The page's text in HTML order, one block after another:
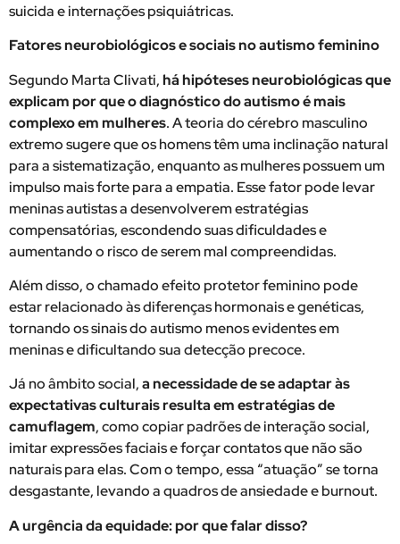
suicida e internações psiquiátricas.
Fatores neurobiológicos e sociais no autismo feminino
Segundo Marta Clivati,há hipóteses neurobiológicas que
explicam por que o diagnóstico do autismo é mais
complexo em mulheres. A teoria do cérebro masculino
extremo sugere que os homens têm uma inclinação natural
para a sistematização, enquanto as mulheres possuem um
impulso mais forte para a empatia. Esse fator pode levar
meninas autistas a desenvolverem estratégias
compensatórias, escondendo suas dificuldades e
aumentando o risco de serem mal compreendidas.
Além disso, o chamado efeito protetor feminino pode
estar relacionado às diferenças hormonais e genéticas,
tornando os sinais do autismo menos evidentes em
meninas e dificultando sua detecção precoce.
Já no âmbito social,a necessidade de se adaptar às
expectativas culturais resulta em estratégias de
camuflagem, como copiar padrões de interação social,
imitar expressões faciais e forçar contatos que não são
naturais para elas. Com o tempo, essa “atuação” se torna
desgastante, levando a quadros de ansiedade e burnout.
A urgência da equidade: por que falar disso?